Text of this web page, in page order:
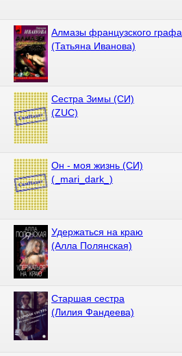
Алмазы французского графа
(Татьяна Иванова)
Сестра Зимы (СИ)
(ZUC)
Он - моя жизнь (СИ)
(_mari_dark_)
Удержаться на краю
(Алла Полянская)
Старшая сестра
(Лилия Фандеева)